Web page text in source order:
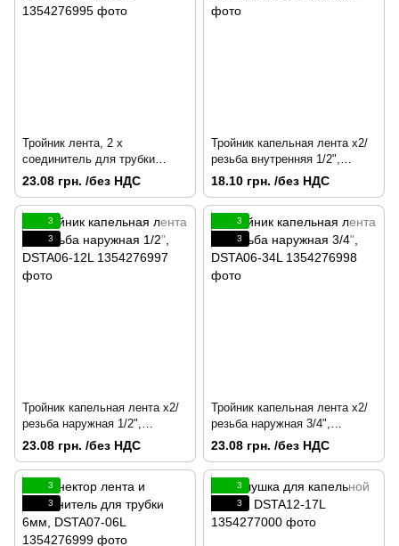
Тройник лента, 2 х
соединитель для трубки
25мм, DSTA04-25L
23.08 грн. /без НДС
Тройник капельная лента х2/
резьба внутренняя 1/2",
DSTA05-12L
18.10 грн. /без НДС
3
3
Тройник капельная лента х2/
резьба наружная 1/2",
DSTA06-12L
23.08 грн. /без НДС
3
3
Тройник капельная лента х2/
резьба наружная 3/4",
DSTA06-34L
23.08 грн. /без НДС
3
3
3
3